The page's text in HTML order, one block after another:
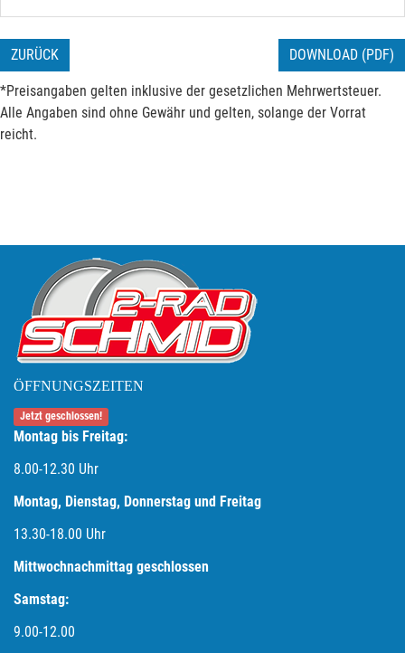
ZURÜCK DOWNLOAD (PDF)
*Preisangaben gelten inklusive der gesetzlichen Mehrwertsteuer.
Alle Angaben sind ohne Gewähr und gelten, solange der Vorrat
reicht.
ÖFFNUNGSZEITEN
Jetzt geschlossen!
Montag bis Freitag:
8.00-12.30 Uhr
Montag, Dienstag, Donnerstag und Freitag
13.30-18.00 Uhr
Mittwochnachmittag geschlossen
Samstag:
9.00-12.00